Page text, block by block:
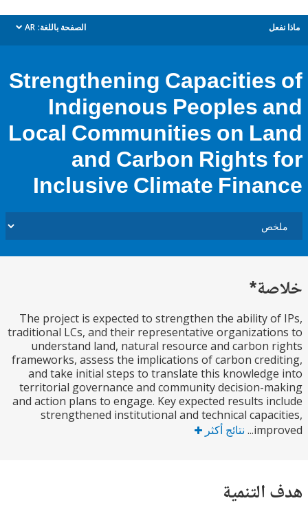
الصفحة باللغة: AR
dropdown
Strengthening
Indigenous Peoples
Local Communities on
and Carbon
Inclusive Climate
The project is expected to strengthen the ability
traditional LCs, and their representative
understand land, natural resource and carbon
frameworks, assess the implications of carbon
and take initial steps to translate this
territorial governance and community decision-
and action plans to engage. Key expected results
strengthened institutional and technical
نتائج أكثر